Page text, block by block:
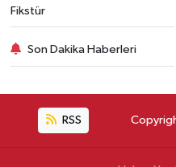
Fikstür
Son Dakika Haberleri
RSS